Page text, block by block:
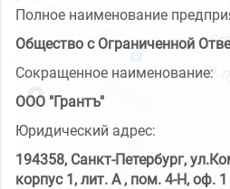
Полное наименование
Общество с Ограниченной
Сокращенное наименование:
ООО "Грантъ"
Юридический адрес:
194358, Санкт-Петербург,
корпус 1, лит. А , пом. 4-Н, оф. 1